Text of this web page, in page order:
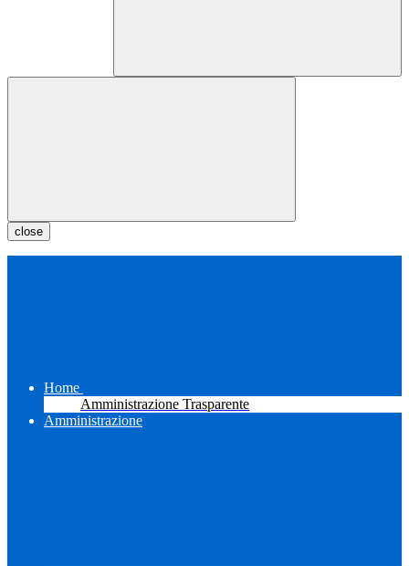
close
Home
Amministrazione Trasparente
Amministrazione